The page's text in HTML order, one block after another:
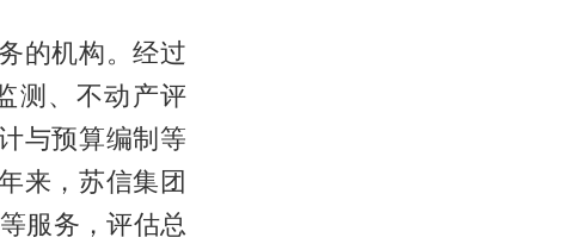
的机构。经过
测、不动产评
与预算编制等
来，苏信集团
服务，评估总